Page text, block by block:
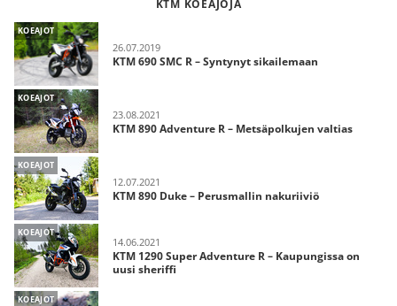
KTM KOEAJOJA
KOEAJOT
26.07.2019
KTM 690 SMC R – Syntynyt sikailemaan
KOEAJOT
23.08.2021
KTM 890 Adventure R – Metsäpolkujen valtias
KOEAJOT
12.07.2021
KTM 890 Duke – Perusmallin nakuriiviö
KOEAJOT
14.06.2021
KTM 1290 Super Adventure R – Kaupungissa on
uusi sheriffi
KOEAJOT